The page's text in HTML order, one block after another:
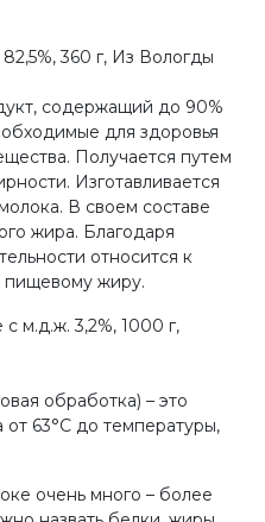
содержащий до 90%
для здоровья
Получается путем
Изготавливается
В своем составе
жира. Благодаря
относится к
жиру.
обработка) – это
от 63°С до температуры,
очень много – более